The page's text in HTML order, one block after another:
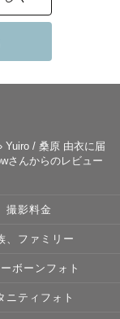
› Yuiro / 桑原 由衣に届
さんからのレビュー
撮影料金
、ファミリー
ボーンフォト
ニティフォト